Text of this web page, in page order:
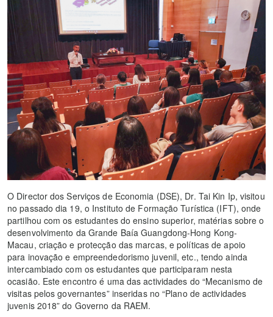
O Director dos Serviços de Economia (DSE), Dr. Tai Kin Ip, visitou
no passado dia 19, o Instituto de Formação Turística (IFT), onde
partilhou com os estudantes do ensino superior, matérias sobre o
desenvolvimento da Grande Baía Guangdong-Hong Kong-
Macau, criação e protecção das marcas, e políticas de apoio
para inovação e empreendedorismo juvenil, etc., tendo ainda
intercambiado com os estudantes que participaram nesta
ocasião. Este encontro é uma das actividades do “Mecanismo de
visitas pelos governantes” inseridas no “Plano de actividades
juvenis 2018” do Governo da RAEM.